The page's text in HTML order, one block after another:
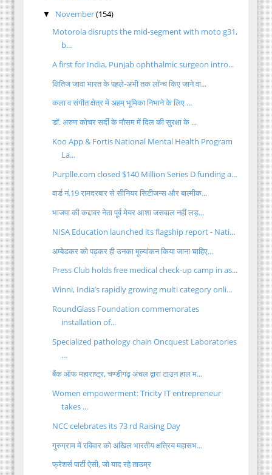
▼ November(154)
Motorola disrupts the mid-segment with moto g31,
b...
A first for India, Punjab ophthalmic surgeon intro...
क्षितिज जावा भारत के पहले-अभी तक लॉन्च किए जाने वा...
कला व संगीत क्षेत्र में अहम् भूमिका निभाने के लिए ...
डॉ. अरुण कोचर सर्दी के मौसम में दिल की सुरक्षा के ...
Koo App & Fortis National Mental Health Program
La...
Purplle.com closed $140 Million Series D funding a...
वार्ड नं.19 रामदरबार से सीनियर सिटीजन्स और बाल्मीक...
भाजपा की कद्दावर नेता पूर्व मेयर आशा जसवाल नहीं लड़...
NISA Education launched its flagship report - Nati...
अम्बेडकर को पढ़कर ही उनका मूल्यांकन किया जाना चाहिए...
Press Club holds free medical check-up camp in as...
Winni, India’s rapidly growing multi category onli...
RoundGlass Foundation commemorates
installation of...
Specialized pathology chain Oncquest Laboratories
...
बैंक ऑफ महाराष्ट्र, चण्डीगढ़ अंचल द्वारा टाउन हाल म...
Women empowerment: Tricity IT entrepreneur
takes ...
NCC celebrates its 73 rd Raising Day
गुरुग्राम में रविवार को अखिल भारतीय क्षत्रिय महासभ...
फ्रेशर्स पार्टी ऐसी, जो याद रहे ताउम्र